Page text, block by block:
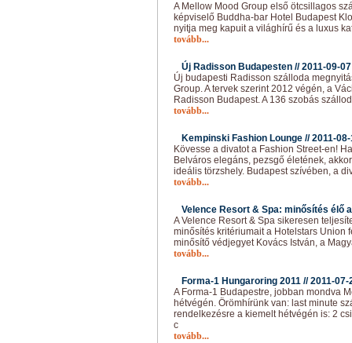
A Mellow Mood Group első ötcsillagos
képviselő Buddha-bar Hotel Budapest
nyitja meg kapuit a világhírű és a luxus
tovább...
Új Radisson Budapesten //2011-09-07
Új budapesti Radisson szálloda
Group. A tervek szerint 2012 végén, a
Radisson Budapest. A 136 szobás
tovább...
Kempinski Fashion Lounge //2011-
Kövesse a divatot a Fashion Street-en!
Belváros elegáns, pezsgő életének,
ideális törzshely. Budapest szívében, a
tovább...
Velence Resort & Spa: minősítés élő
A Velence Resort & Spa sikeresen
minősítés kritériumait a Hotelstars Union
minősítő védjegyet Kovács István, a
tovább...
Forma-1 Hungaroring 2011 //2011-07-
A Forma-1 Budapestre, jobban mondva
hétvégén. Örömhírünk van: last minute
rendelkezésre a kiemelt hétvégén is: 2
c
tovább...